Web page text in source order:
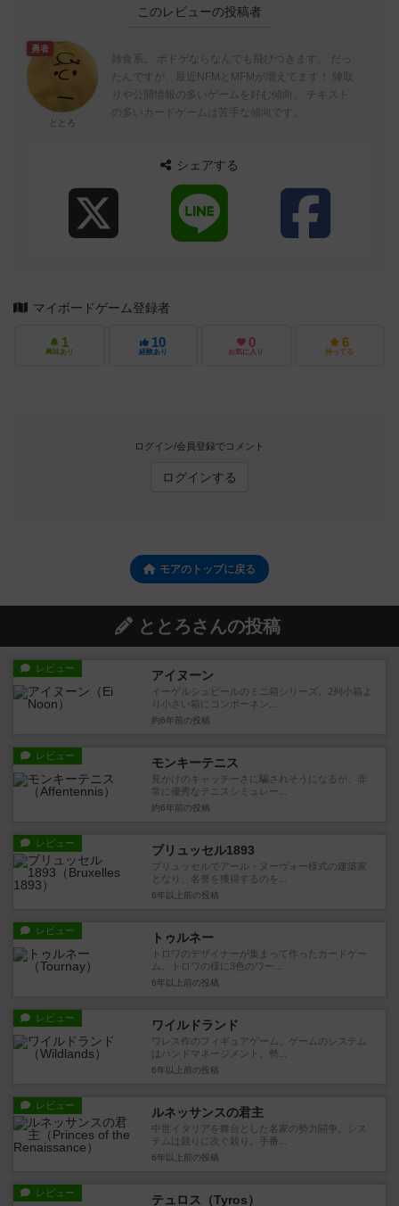
このレビューの投稿者
勇者
ととろ
雑食系。 ボドゲならなんでも飛びつきます。 だっ
たんですが、最近NFMとMFMが増えてます！ 陣取
りや公開情報の多いゲームを好む傾向。 テキスト
の多いカードゲームは苦手な傾向です。
シェアする
マイボードゲーム登録者
1
興味あり
10
経験あり
0
お気に入り
6
持ってる
ログイン/会員登録でコメント
ログインする
モアのトップに戻る
ととろさんの投稿
レビュー アイヌーン
イーゲルシュピールのミニ箱シリーズ。2列小箱よ
り小さい箱にコンポーネン...
約6年前 の投稿
レビュー モンキーテニス
見かけのキャッチーさに騙されそうになるが、非
常に優秀なテニスシミュレー...
約6年前 の投稿
レビュー ブリュッセル1893
ブリュッセルでアール・ヌーヴォー様式の建築家
となり、名誉を獲得するのを...
6年以上前 の投稿
レビュー トゥルネー
トロワのデザイナーが集まって作ったカードゲー
ム。トロワの様に3色のワー...
6年以上前 の投稿
レビュー ワイルドランド
ワレス作のフィギュアゲーム。ゲームのシステム
はハンドマネージメント。勢...
6年以上前 の投稿
レビュー ルネッサンスの君主
中世イタリアを舞台とした名家の勢力闘争。シス
テムは競りに次ぐ競り。手番...
6年以上前 の投稿
レビュー テュロス（Tyros）